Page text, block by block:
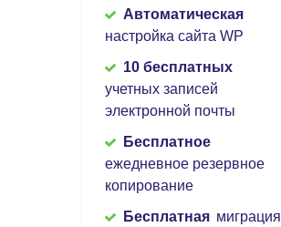
Автоматическая
настройка сайта WP
10 бесплатных
учетных записей
электронной почты
Бесплатное
ежедневное резервное
копирование
Бесплатная миграция